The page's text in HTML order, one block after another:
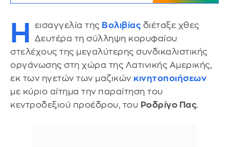
Η εισαγγελία της Βολιβίας διέταξε χθες
Δευτέρα τη σύλληψη κορυφαίου
στελέχους της μεγαλύτερης συνδικαλιστικής
οργάνωσης στη χώρα της Λατινικής Αμερικής,
εκ των ηγετών των μαζικών κινητοποιήσεων
με κύριο αίτημα την παραίτηση του
κεντροδεξιού προέδρου, του Ροδρίγο Πας.